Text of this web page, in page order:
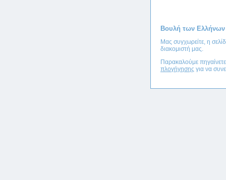
Βουλή των Ελλήνων
Μας συγχωρείτε, η
διακομιστή μας.
Παρακαλούμε
πλογήγησης για να